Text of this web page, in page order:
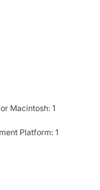
Macintosh: 1
Platform: 1